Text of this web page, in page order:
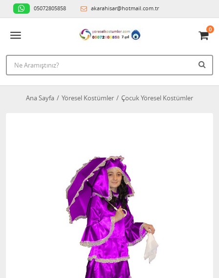
05072805858 akarahisar@hotmail.com.tr
0
Ana Sayfa Yöresel Kostümler Çocuk Yöresel Kostümler